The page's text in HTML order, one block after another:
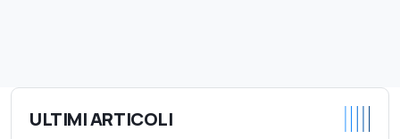
ULTIMI ARTICOLI